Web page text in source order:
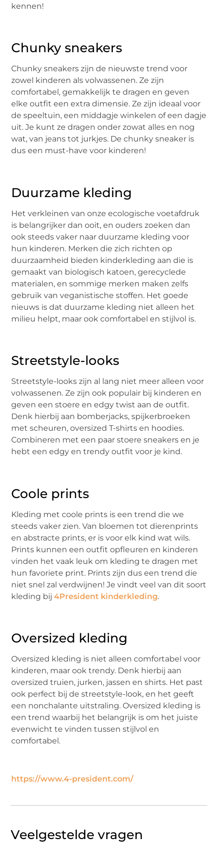
kennen!
Chunky sneakers
Chunky sneakers zijn de nieuwste trend voor
zowel kinderen als volwassenen. Ze zijn
comfortabel, gemakkelijk te dragen en geven
elke outfit een extra dimensie. Ze zijn ideaal voor
de speeltuin, een middagje winkelen of een dagje
uit. Je kunt ze dragen onder zowat alles en nog
wat, van jeans tot jurkjes. De chunky sneaker is
dus een must-have voor kinderen!
Duurzame kleding
Het verkleinen van onze ecologische voetafdruk
is belangrijker dan ooit, en ouders zoeken dan
ook steeds vaker naar duurzame kleding voor
hun kinderen. Merken die zich richten op
duurzaamheid bieden kinderkleding aan die is
gemaakt van biologisch katoen, gerecyclede
materialen, en sommige merken maken zelfs
gebruik van veganistische stoffen. Het goede
nieuws is dat duurzame kleding niet alleen het
milieu helpt, maar ook comfortabel en stijlvol is.
Streetstyle-looks
Streetstyle-looks zijn al lang niet meer alleen voor
volwassenen. Ze zijn ook populair bij kinderen en
geven een stoere en edgy twist aan de outfit.
Denk hierbij aan bomberjacks, spijkerbroeken
met scheuren, oversized T-shirts en hoodies.
Combineren met een paar stoere sneakers en je
hebt een edgy en trendy outfit voor je kind.
Coole prints
Kleding met coole prints is een trend die we
steeds vaker zien. Van bloemen tot dierenprints
en abstracte prints, er is voor elk kind wat wils.
Prints kunnen een outfit opfleuren en kinderen
vinden het vaak leuk om kleding te dragen met
hun favoriete print. Prints zijn dus een trend die
niet snel zal verdwijnen! Je vindt veel van dit soort
kleding bij4President kinderkleding.
Oversized kleding
Oversized kleding is niet alleen comfortabel voor
kinderen, maar ook trendy. Denk hierbij aan
oversized truien, jurken, jassen en shirts. Het past
ook perfect bij de streetstyle-look, en het geeft
een nonchalante uitstraling. Oversized kleding is
een trend waarbij het belangrijk is om het juiste
evenwicht te vinden tussen stijlvol en
comfortabel.
https://www.4-president.com/
Veelgestelde vragen